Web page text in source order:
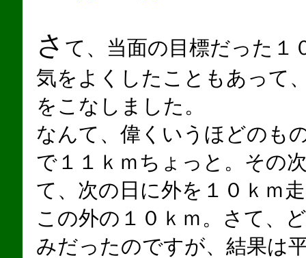
さ て、当面の目標だった１
気をよくしたこともあって
をこなしました。
なんて、偉くいうほどのも
で１１ｋｍちょっと。その
て、次の日に外を１０ｋｍ
この外の１０ｋｍ。さて、
みだったのですが、結果は